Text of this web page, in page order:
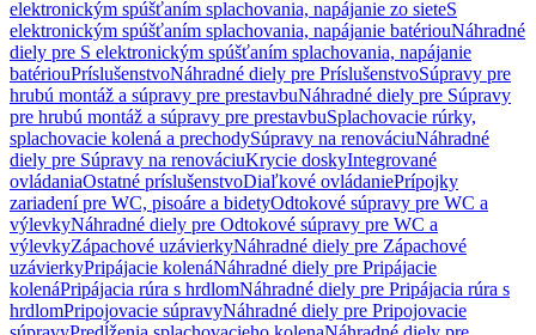
elektronickým spúšťaním splachovania, napájanie zo sieteS
elektronickým spúšťaním splachovania, napájanie batériouNáhradné
diely pre S elektronickým spúšťaním splachovania, napájanie
batériouPríslušenstvoNáhradné diely pre PríslušenstvoSúpravy pre
hrubú montáž a súpravy pre prestavbuNáhradné diely pre Súpravy
pre hrubú montáž a súpravy pre prestavbuSplachovacie rúrky,
splachovacie kolená a prechodySúpravy na renováciuNáhradné
diely pre Súpravy na renováciuKrycie doskyIntegrované
ovládaniaOstatné príslušenstvoDiaľkové ovládaniePrípojky
zariadení pre WC, pisoáre a bidetyOdtokové súpravy pre WC a
výlevkyNáhradné diely pre Odtokové súpravy pre WC a
výlevkyZápachové uzávierkyNáhradné diely pre Zápachové
uzávierkyPripájacie kolenáNáhradné diely pre Pripájacie
kolenáPripájacia rúra s hrdlomNáhradné diely pre Pripájacia rúra s
hrdlomPripojovacie súpravyNáhradné diely pre Pripojovacie